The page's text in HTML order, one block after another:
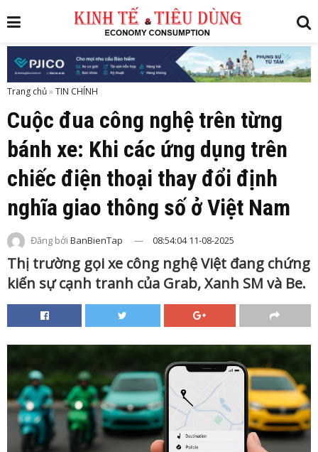
Trang chủ»
Cuộc đua công nghệ trên từng
bánh xe: Khi các ứng dụng trên
chiếc điện thoại thay đổi định
nghĩa giao thông số ở Việt Nam
Đăng bởi BanBienTap 08:54:04 11-08-2025
Thị trường gọi xe công nghệ Việt đang chứng
kiến sự cạnh tranh của Grab, Xanh SM và Be.